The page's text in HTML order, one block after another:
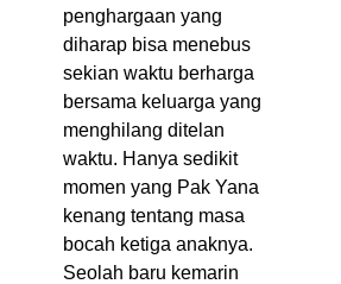
penghargaan yang
diharap bisa menebus
sekian waktu berharga
bersama keluarga yang
menghilang ditelan
waktu. Hanya sedikit
momen yang Pak Yana
kenang tentang masa
bocah ketiga anaknya.
Seolah baru kemarin